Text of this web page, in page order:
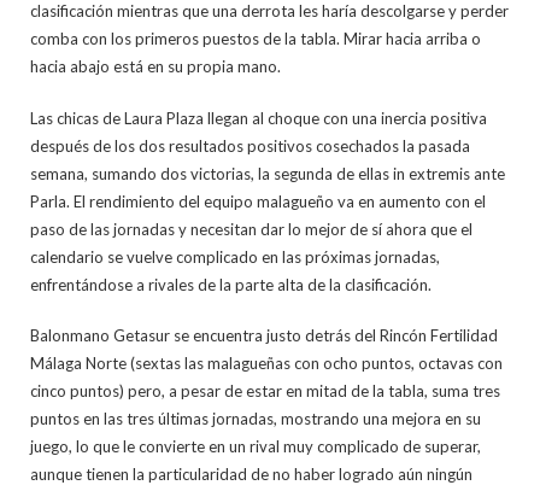
clasificación mientras que una derrota les haría descolgarse y perder
comba con los primeros puestos de la tabla. Mirar hacia arriba o
hacia abajo está en su propia mano.
Las chicas de Laura Plaza llegan al choque con una inercia positiva
después de los dos resultados positivos cosechados la pasada
semana, sumando dos victorias, la segunda de ellas in extremis ante
Parla. El rendimiento del equipo malagueño va en aumento con el
paso de las jornadas y necesitan dar lo mejor de sí ahora que el
calendario se vuelve complicado en las próximas jornadas,
enfrentándose a rivales de la parte alta de la clasificación.
Balonmano Getasur se encuentra justo detrás del Rincón Fertilidad
Málaga Norte (sextas las malagueñas con ocho puntos, octavas con
cinco puntos) pero, a pesar de estar en mitad de la tabla, suma tres
puntos en las tres últimas jornadas, mostrando una mejora en su
juego, lo que le convierte en un rival muy complicado de superar,
aunque tienen la particularidad de no haber logrado aún ningún